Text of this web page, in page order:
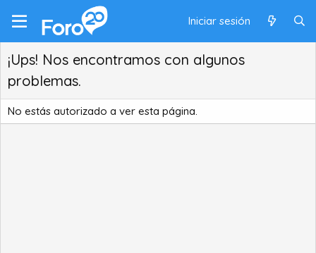
Iniciar sesión
¡Ups! Nos encontramos con algunos
problemas.
No estás autorizado a ver esta página.